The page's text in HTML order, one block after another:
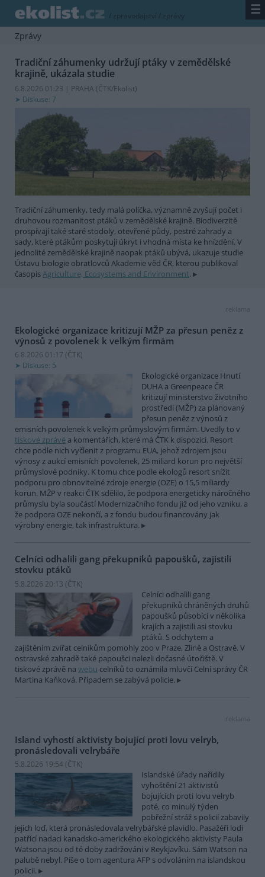
/ zpravodajství / zprávy ☰
Zprávy
Tradiční záhumenky udržují ptáky v zemědělské
krajině, ukázala studie
6.8.2026 01:23 | PRAHA (ČTK/Ekolist)
Diskuse: 7
Tradiční záhumenky, tedy malá políčka, významně zvyšují počet i
druhovou rozmanitost ptáků v zemědělské krajině. Biodiverzitě
prospívají také staré stodoly, otevřené půdy, pestré zahrady a
sady, které ptákům poskytují úkryt i vhodná místa ke hnízdění. V
jednolité zemědělské krajině naopak ptáků ubývá, ukazuje studie
Ústavu biologie obratlovců Akademie věd ČR, kterou publikoval
časopisAgriculture, Ecosystems and Environment.
reklama
Ekologické organizace kritizují MŽP za přesun peněz z
výnosů z povolenek k velkým firmám
6.8.2026 01:17 (ČTK)
Diskuse: 5
Ekologické organizace Hnutí
DUHA a Greenpeace ČR
kritizují ministerstvo životního
prostředí (MŽP) za plánovaný
přesun peněz z výnosů z
emisních povolenek k velkým průmyslovým firmám. Uvedly to v
tiskové zprávě a komentářích, které má ČTK k dispozici. Resort
chce podle nich vyčlenit z programu EUA, jehož zdrojem jsou
výnosy z aukcí emisních povolenek, 25 miliard korun pro největší
průmyslové podniky. K tomu chce podle ekologů resort snížit
podporu pro obnovitelné zdroje energie (OZE) o 15,5 miliardy
korun. MŽP v reakci ČTK sdělilo, že podpora energeticky náročného
průmyslu byla součástí Modernizačního fondu již od jeho vzniku, a
že podpora OZE nekončí, a z fondu budou financovány jak
výrobny energie, tak infrastruktura.
Celníci odhalili gang překupníků papoušků, zajistili
stovku ptáků
5.8.2026 20:13 (ČTK)
Celníci odhalili gang
překupníků chráněných druhů
papoušků působící v několika
krajích a zajistili asi stovku
ptáků. S odchytem a
zajištěním zvířat celníkům pomohly zoo v Praze, Zlíně a Ostravě. V
ostravské zahradě také papoušci nalezli dočasné útočiště. V
tiskové zprávě na webu celníků to oznámila mluvčí Celní správy ČR
Martina Kaňková. Případem se zabývá policie.
reklama
Island vyhostí aktivisty bojující proti lovu velryb,
pronásledovali velrybáře
5.8.2026 19:54 (ČTK)
Islandské úřady nařídily
vyhoštění 21 aktivistů
bojujících proti lovu velryb
poté, co minulý týden
pobřežní stráž s policií zabavily
jejich loď, která pronásledovala velrybářské plavidlo. Pasažéři lodi
patřící nadaci kanadsko-amerického ekologického aktivisty Paula
Watsona jsou od té doby zadržováni v Reykjavíku. Sám Watson na
palubě nebyl. Píše o tom agentura AFP s odvoláním na islandskou
policii.